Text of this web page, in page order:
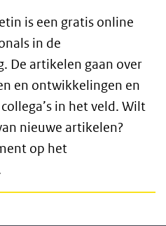
is een gratis online
in de
De artikelen gaan over
en ontwikkelingen en
in het veld. Wilt
nieuwe artikelen?
op het